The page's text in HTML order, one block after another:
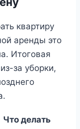
квартиру
аренды это
Итоговая
за уборки,
Что делать